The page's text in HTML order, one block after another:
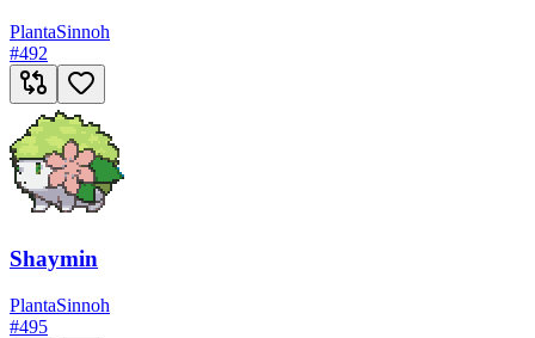
PlantaSinnoh
#492
Shaymin
PlantaSinnoh
#495